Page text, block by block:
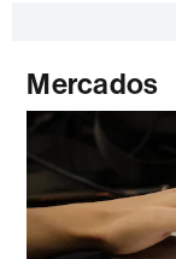
Mercados